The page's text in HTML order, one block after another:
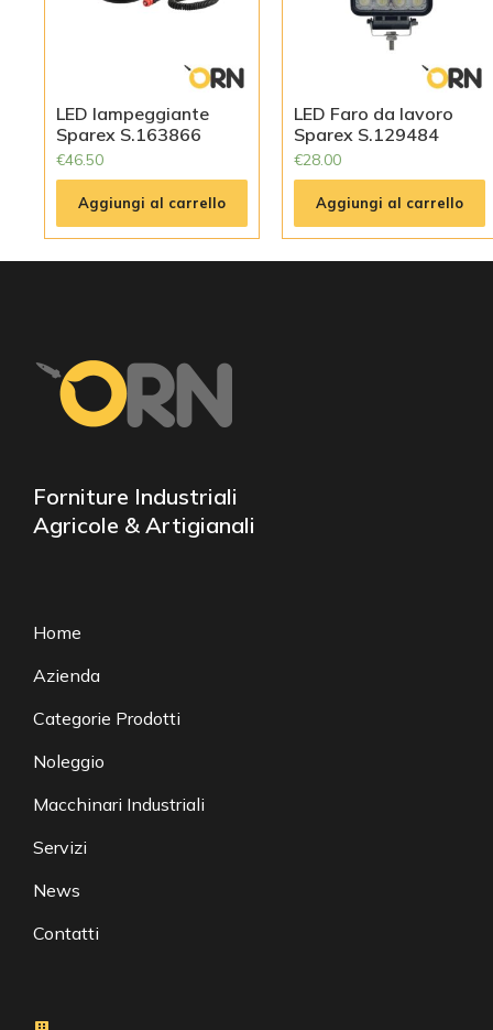
LED lampeggiante
Sparex S.163866
€46.50
Aggiungi al carrello
LED Faro da lavoro
Sparex S.129484
€28.00
Aggiungi al carrello
Forniture Industriali
Agricole & Artigianali
Home
Azienda
Categorie Prodotti
Noleggio
Macchinari Industriali
Servizi
News
Contatti